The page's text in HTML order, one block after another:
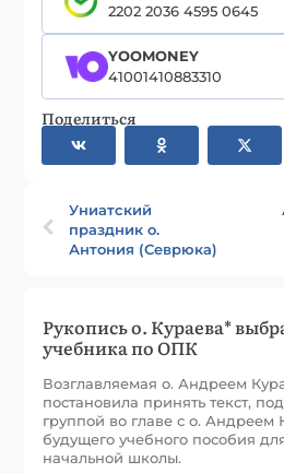
2202 2036 4595 0645
YOOMONEY
41001410883310
Поделиться
Униатский
праздник о.
Антония (Севрюка)
Рукопись о. Кураева*
учебника по ОПК
Возглавляемая о. Андреем
постановила принять текст,
группой во главе с о. Андреем
будущего учебного пособия
начальной школы.